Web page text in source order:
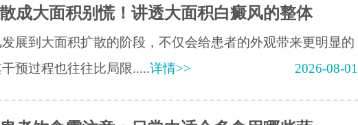
成大面积别慌！讲透大面积白癜风的整体
展到大面积扩散的阶段，不仅会给患者的外观带来更明显的
预过程也往往比局限.....详情>> 2026-08-01